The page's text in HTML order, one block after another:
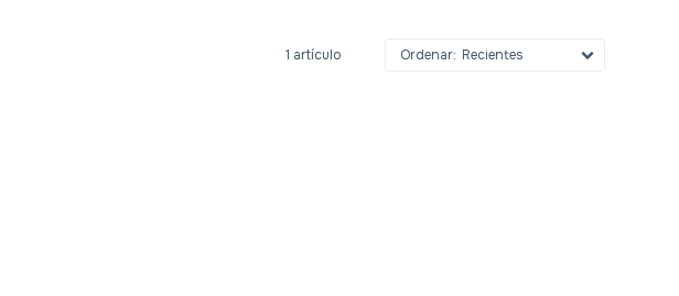
1 artículo Recientes